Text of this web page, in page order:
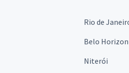
Rio de
Belo
Niterói